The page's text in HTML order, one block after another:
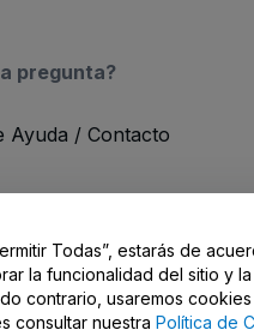
pregunta?
Ayuda / Contacto
© viagogo Entertainment Inc
web constituye la aceptación de
Política de Privacidad, de la
Todas”, estarás de
la funcionalidad del sitio y
contrario, usaremos
consultar nuestra Política de